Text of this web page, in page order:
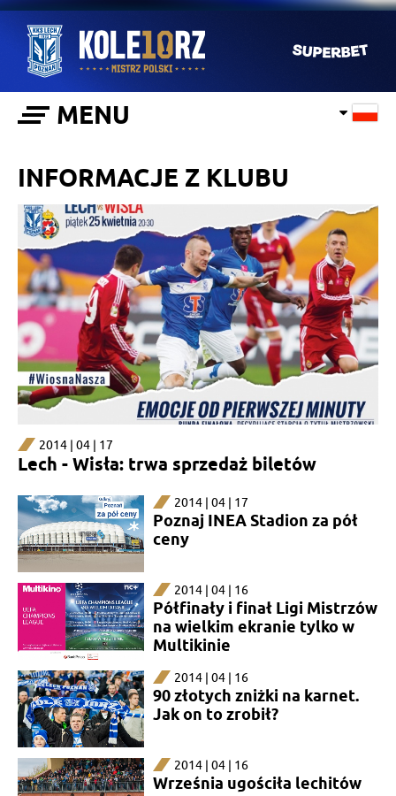
MENU
INFORMACJE Z KLUBU
2014 | 04 | 17
Lech - Wisła: trwa sprzedaż biletów
2014 | 04 | 17
Poznaj INEA Stadion za pół
ceny
2014 | 04 | 16
Półfinały i finał Ligi Mistrzów
na wielkim ekranie tylko w
Multikinie
2014 | 04 | 16
90 złotych zniżki na karnet.
Jak on to zrobił?
2014 | 04 | 16
Września ugościła lechitów